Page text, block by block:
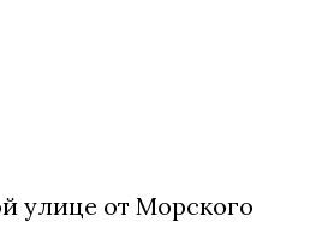
улице от Морского